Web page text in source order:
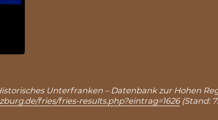
Unterfranken – Datenbank zur Hohen
fries/fries-results.php?eintrag=1626(Stand: